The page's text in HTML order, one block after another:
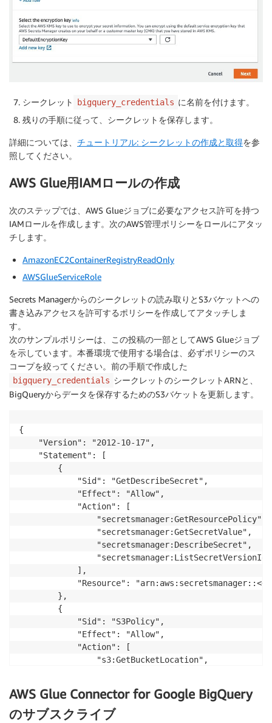
シークレット bigquery_credentials に名前を付けます。
残りの手順に従って、シークレットを保存します。
詳細については、 チュートリアル: シークレットの作成と取得を参
照してください。
AWS Glue用IAMロールの作成
次のステップでは、AWS Glueジョブに必要なアクセス許可を持つ
IAMロールを作成します。次のAWS管理ポリシーをロールにアタッ
チします。
AmazonEC2ContainerRegistryReadOnly
AWSGlueServiceRole
Secrets Managerからのシークレットの読み取りとS3バケットへの
書き込みアクセスを許可するポリシーを作成してアタッチしま
す。
次のサンプルポリシーは、この投稿の一部としてAWS Glueジョブ
を示しています。本番環境で使用する場合は、必ずポリシーのス
コープを絞ってください。前の手順で作成した
bigquery_credentials シークレットのシークレットARNと、
BigQueryからデータを保存するためのS3バケットを更新します。
{
    "Version": "2012-10-17",
    "Statement": [
        {
            "Sid": "GetDescribeSecret",
            "Effect": "Allow",
            "Action": [
                "secretsmanager:GetResourcePolicy",
                "secretsmanager:GetSecretValue",
                "secretsmanager:DescribeSecret",
            ],
"Resource":
        },
        {
            "Sid": "S3Policy",
            "Effect": "Allow",
            "Action": [
                "s3:GetBucketLocation",
                "s3:GetObject",
                "s3:PutObject",
AWS Glue Connector for Google BigQuery
のサブスクライブ